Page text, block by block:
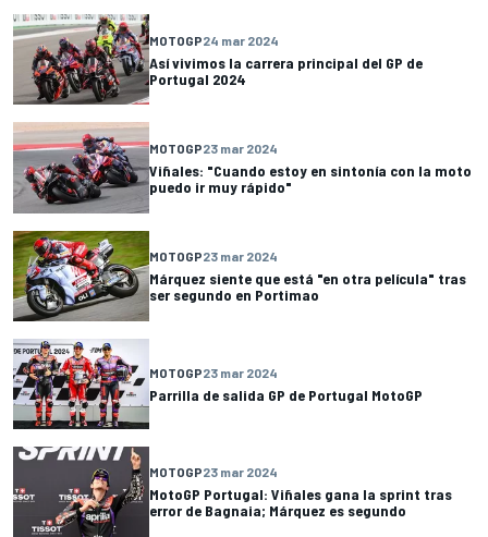
MOTOGP24 mar 2024
Así vivimos la carrera principal del GP de
Portugal 2024
MOTOGP23 mar 2024
Viñales: "Cuando estoy en sintonía con la moto
puedo ir muy rápido"
MOTOGP23 mar 2024
Márquez siente que está "en otra película" tras
ser segundo en Portimao
MOTOGP23 mar 2024
Parrilla de salida GP de Portugal MotoGP
MOTOGP23 mar 2024
MotoGP Portugal: Viñales gana la sprint tras
error de Bagnaia; Márquez es segundo